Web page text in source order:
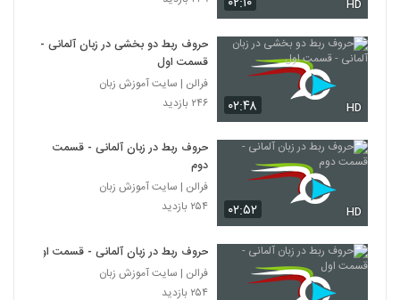
HD
۰۲:۴۸ HD
حروف ربط دو بخشی در زبان آلمانی -
قسمت اول
فرالن | سایت آموزش زبان
۲۴۶ بازدید
۰۲:۵۲ HD
حروف ربط در زبان آلمانی - قسمت
دوم
فرالن | سایت آموزش زبان
۲۵۴ بازدید
حروف ربط در زبان آلمانی - قسمت اول
فرالن | سایت آموزش زبان
۲۵۴ بازدید